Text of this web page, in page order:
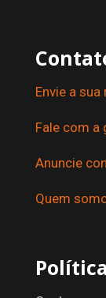
Envie a
Fale com a
Anuncie
Quem